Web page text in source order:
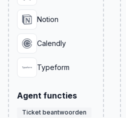
Notion
Calendly
Typeform
Agent functies
Ticket beantwoorden